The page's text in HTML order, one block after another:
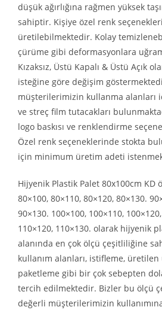
düşük ağırlığına rağmen yüksek
sahiptir. Kişiye özel renk
üretilebilmektedir. Kolay
çürüme gibi deformasyonlara
Kızaksız, Üstü Kapalı & Üstü Açık
isteğine göre değişim
müşterilerimizin kullanma alanları
ve streç film tutacakları
logo baskısı ve renklendirme
Özel renk seçeneklerinde stokta
için minimum üretim adeti
Hijyenik Plastik Palet 80x100cm KD
80×100, 80×110, 80×120, 80×130.
90×130. 100×100, 100×110,
110×120, 110×130. olarak hijyenik
alanında en çok ölçü çeşitliliğine
kullanım alanları, istifleme,
paketleme gibi bir çok sebepten
tercih edilmektedir. Bizler bu ölçü
değerli müşterilerimizin